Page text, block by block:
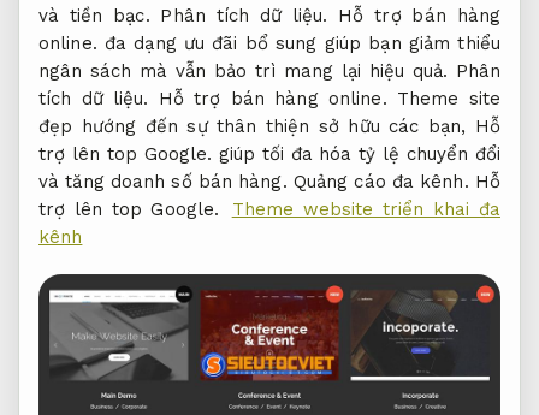
và tiền bạc. Phân tích dữ liệu.
Hỗ trợ bán hàng
online. đa dạng ưu đãi bổ sung giúp bạn giảm thiểu
ngân sách mà vẫn bảo trì mang lại hiệu quả. Phân
tích dữ liệu.
Hỗ trợ bán hàng online. Theme site
đẹp hướng đến sự thân thiện sở hữu các bạn, Hỗ
trợ lên top Google. giúp tối đa hóa tỷ lệ chuyển đổi
và tăng doanh số bán hàng. Quảng cáo đa kênh. Hỗ
trợ lên top Google.
Theme website triển khai đa
kênh